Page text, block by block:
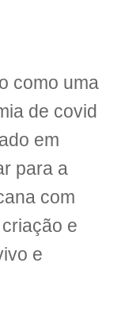
como uma
de covid
em
para a
com
e
e